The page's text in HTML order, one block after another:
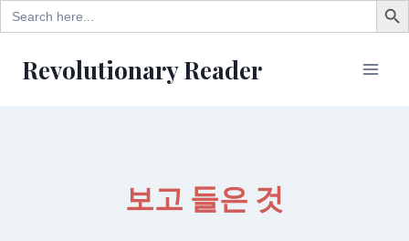
Search
for:
Revolutionary Reader
보고 들은 것